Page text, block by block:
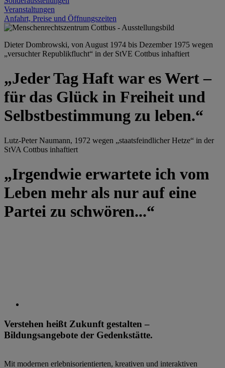
Veranstaltungen
Anfahrt, Preise und Öffnungszeiten
Dieter Dombrowski, von August 1974 bis Dezember 1975 wegen
„versuchter Republikflucht“ in der StVE Cottbus inhaftiert
„Jeder Tag Haft war es Wert –
für das Glück in Freiheit und
Selbstbestimmung zu leben.“
Lutz-Peter Naumann, 1972 wegen „staatsfeindlicher Hetze“ in der
StVA Cottbus inhaftiert
„Irgendwie erwartete ich vom
Leben mehr als nur auf eine
Partei zu schwören...“
Verstehen heißt Zukunft gestalten –
Bildungsangebote der Gedenkstätte.
Mit modernen erlebnisorientierten, kreativen und interaktiven